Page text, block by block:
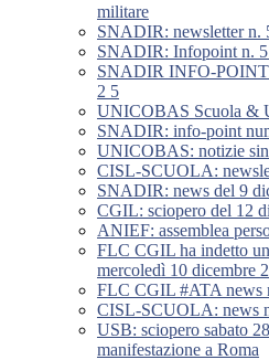
militare
SNADIR: newsletter n.
SNADIR: Infopoint n.
SNADIR INFO-POINT
2 5
UNICOBAS Scuola &
SNADIR: info-point
UNICOBAS: notizie
CISL-SCUOLA:
SNADIR: news del 9
CGIL: sciopero del 12
ANIEF: assemblea
FLC CGIL ha indetto
mercoledì 10 dicembre
FLC CGIL #ATA news
CISL-SCUOLA: news
USB: sciopero sabato
manifestazione a Roma